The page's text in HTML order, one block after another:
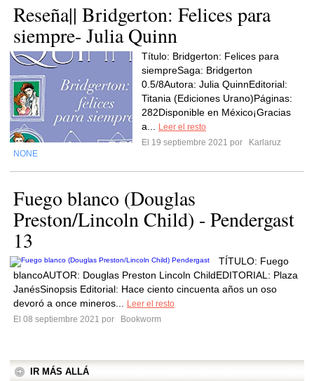
Reseña|| Bridgerton: Felices para
siempre- Julia Quinn
Título: Bridgerton: Felices para
siempreSaga: Bridgerton
0.5/8Autora: Julia QuinnEditorial:
Titania (Ediciones Urano)Páginas:
282Disponible en México¡Gracias
a...
Leer el resto
El 19 septiembre 2021 por
Karlaruz
NONE
Fuego blanco (Douglas
Preston/Lincoln Child) - Pendergast
13
TÍTULO: Fuego
blancoAUTOR: Douglas Preston Lincoln ChildEDITORIAL: Plaza
JanésSinopsis Editorial: Hace ciento cincuenta años un oso
devoró a once mineros...
Leer el resto
El 08 septiembre 2021 por
Bookworm
IR MÁS ALLÁ